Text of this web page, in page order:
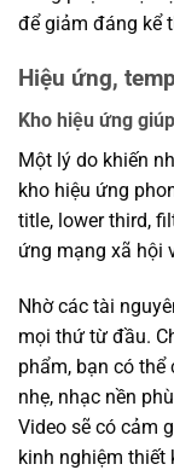
để giảm đáng kể
Hiệu ứng,
Kho hiệu ứng
Một lý do khiến
kho hiệu ứng
title, lower third,
ứng mạng xã hội
Nhờ các tài
mọi thứ từ đầu.
phẩm, bạn có thể
nhẹ, nhạc nền
Video sẽ có cảm
kinh nghiệm thiết